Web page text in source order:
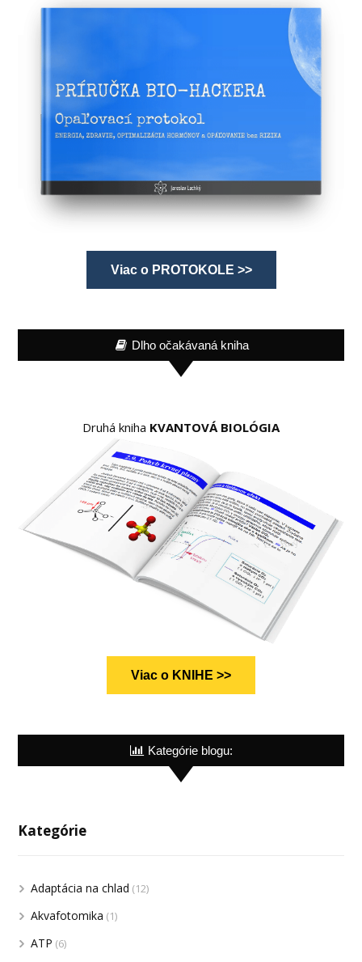
Viac o PROTOKOLE >>
Dlho očakávaná kniha
Druhá kniha KVANTOVÁ BIOLÓGIA
Viac o KNIHE >>
Kategórie blogu:
Kategórie
Adaptácia na chlad (12)
Akvafotomika (1)
ATP (6)